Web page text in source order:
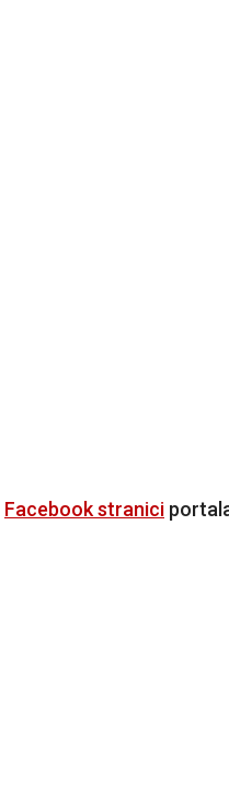
Facebook stranici